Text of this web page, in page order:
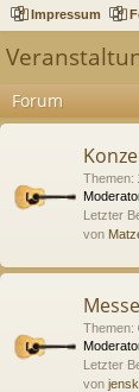
llzImpressum
Forum
Themen:
Letzter
von
Themen:
Letzter
von